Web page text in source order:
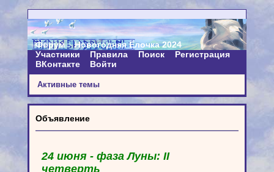
Форум
Новогодняя Ёлочка 2024
Участники
Правила Поиск
Регистрация
ВКонтакте
Войти
Активные темы
Объявление
24 июня - фаза Луны: II
четверть